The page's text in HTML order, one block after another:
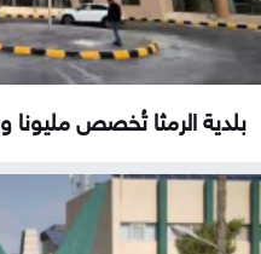
بلدية الرمثا تُخصص مليونا و140 ألف دينار...